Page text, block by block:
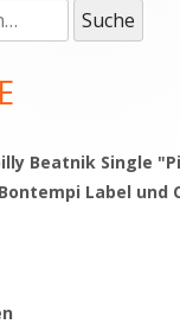
Suche
Beatnik Single
Label und